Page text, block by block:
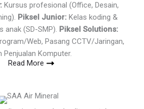
Kursus profesional (Office, Desain,
Piksel Junior: Kelas koding &
anak (SD-SMP). Piksel Solutions:
Web, Pasang CCTV/Jaringan,
Penjualan Komputer.
Read More